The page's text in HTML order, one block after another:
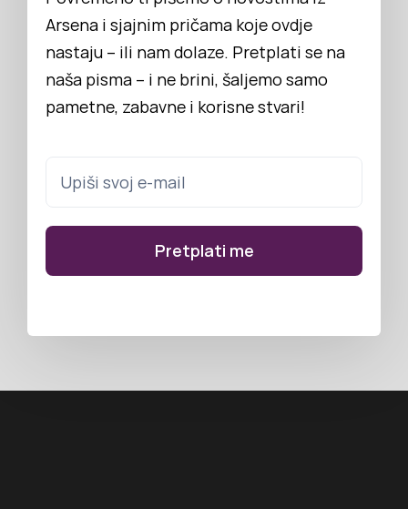
Arsena i sjajnim pričama koje ovdje
nastaju – ili nam dolaze. Pretplati se na
naša pisma – i ne brini, šaljemo samo
pametne, zabavne i korisne stvari!